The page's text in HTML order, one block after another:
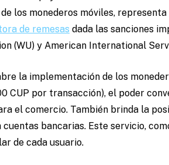
los monederos móviles, representa
de remesas dada las sanciones
(WU) y American International
la implementación de los
CUP por transacción), el poder
el comercio. También brinda la
bancarias. Este servicio,
de cada usuario.